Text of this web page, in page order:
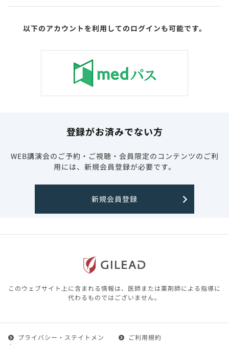
以下のアカウントを利用してのログインも可能です。
登録がお済みでない方
WEB講演会のご予約・ご視聴・会員限定のコンテンツのご利
用には、新規会員登録が必要です。
新規会員登録
このウェブサイト上に含まれる情報は、医師または薬剤師による指導に
代わるものではございません。
プライバシー・ステイトメン
ご利用規約